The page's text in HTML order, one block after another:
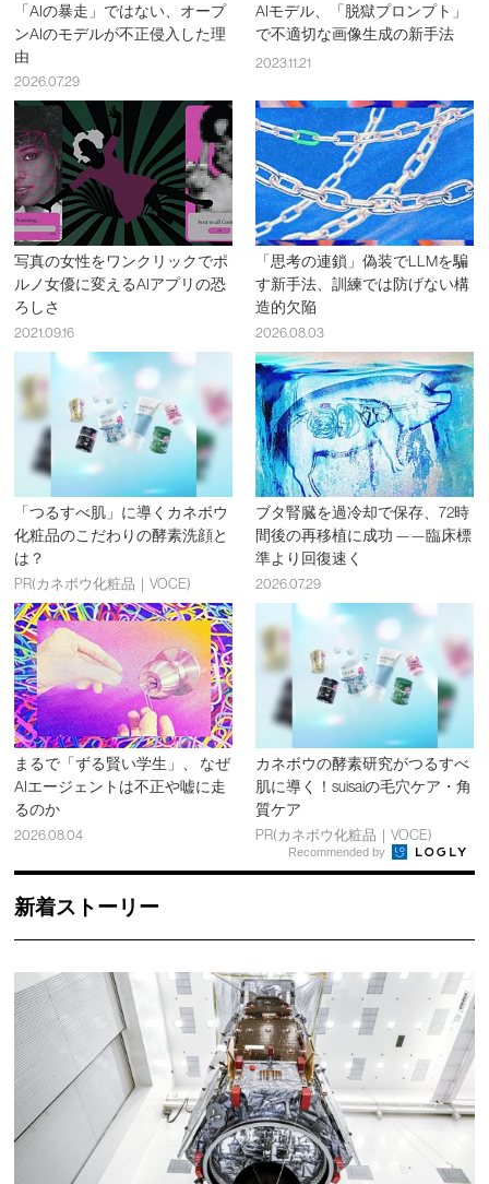
「AIの暴走」ではない、オープ
ンAIのモデルが不正侵入した理
由
2026.07.29
AIモデル、「脱獄プロンプト」
で不適切な画像生成の新手法
2023.11.21
写真の女性をワンクリックでポ
ルノ女優に変えるAIアプリの恐
ろしさ
2021.09.16
「思考の連鎖」偽装でLLMを騙
す新手法、訓練では防げない構
造的欠陥
2026.08.03
「つるすべ肌」に導くカネボウ
化粧品のこだわりの酵素洗顔と
は？
PR(カネボウ化粧品｜VOCE)
ブタ腎臓を過冷却で保存、72時
間後の再移植に成功 ——臨床標
準より回復速く
2026.07.29
まるで「ずる賢い学生」、 なぜ
AIエージェントは不正や嘘に走
るのか
2026.08.04
カネボウの酵素研究がつるすべ
肌に導く！suisaiの毛穴ケア・角
質ケア
PR(カネボウ化粧品｜VOCE)
Recommended by
新着ストーリー